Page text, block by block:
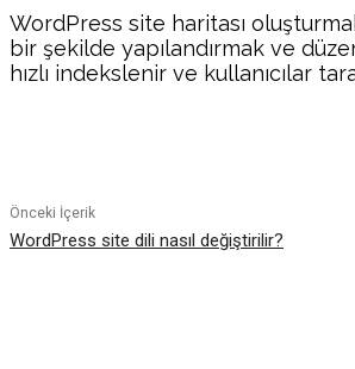
WordPress site haritası
bir şekilde yapılandırmak ve
hızlı indekslenir ve kullanıcılar
Önceki İçerik
WordPress site dili nasıl değiştirilir?